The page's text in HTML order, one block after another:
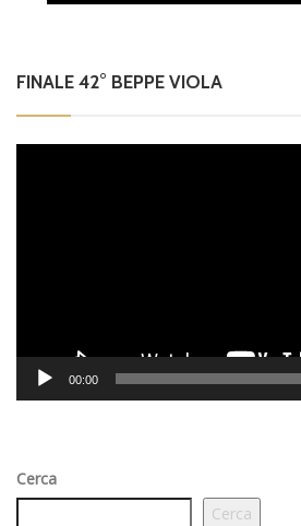
FINALE 42° BEPPE VIOLA
00:00
Cerca
Cerca